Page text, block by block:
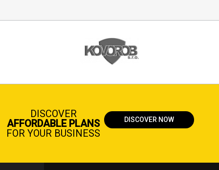
DISCOVER
AFFORDABLE PLANS
FOR YOUR BUSINESS
DISCOVER NOW